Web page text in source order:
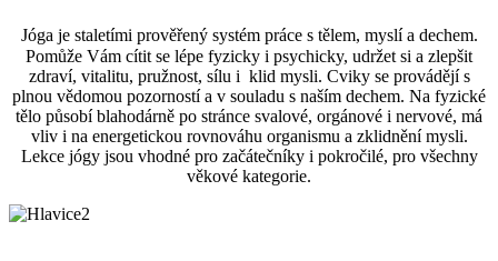
Jóga je staletími prověřený systém práce s tělem, myslí a dechem.
Pomůže Vám cítit se lépe fyzicky i psychicky, udržet si a zlepšit
zdraví, vitalitu, pružnost, sílu i klid mysli. Cviky se provádějí s
plnou vědomou pozorností a v souladu s naším dechem. Na fyzické
tělo působí blahodárně po stránce svalové, orgánové i nervové, má
vliv i na energetickou rovnováhu organismu a zklidnění mysli.
Lekce jógy jsou vhodné pro začátečníky i pokročilé, pro všechny
věkové kategorie.